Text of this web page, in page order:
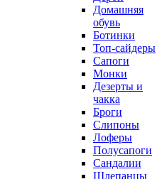
Домашняя
обувь
Ботинки
Топ-сайдеры
Сапоги
Монки
Дезерты и
чакка
Броги
Слипоны
Лоферы
Полусапоги
Сандалии
Шлепанцы